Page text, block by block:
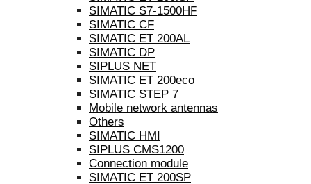
SIMATIC S7-1500HF
SIMATIC CF
SIMATIC ET 200AL
SIMATIC DP
SIPLUS NET
SIMATIC ET 200eco
SIMATIC STEP 7
Mobile network antennas
Others
SIMATIC HMI
SIPLUS CMS1200
Connection module
SIMATIC ET 200SP